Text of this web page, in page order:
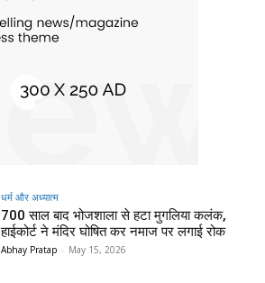
धर्म और अध्यात्म
700 साल बाद भोजशाला से हटा मुगलिया कलंक,
हाईकोर्ट ने मंदिर घोषित कर नमाज पर लगाई रोक
Abhay Pratap - May 15, 2026